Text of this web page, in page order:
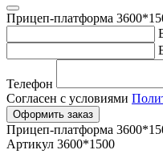
Прицеп-платформа
Телефон
Согласен с условиями
Оформить заказ
Прицеп-платформа
Артикул 3600*1500